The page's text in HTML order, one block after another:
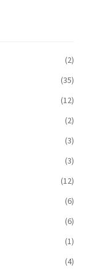
(2)
(35)
(12)
(2)
(3)
(3)
(12)
(6)
(6)
(1)
(4)